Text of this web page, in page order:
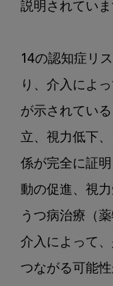
説明されていま
14の認知症リ
り、介入によ
が示されてい
立、視力低下
係が完全に証
動の促進、視
うつ病治療（
介入によって
つながる可能